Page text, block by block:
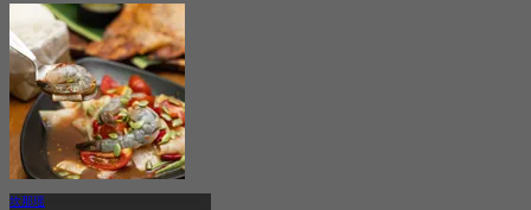
฿ 495
坎那瑶